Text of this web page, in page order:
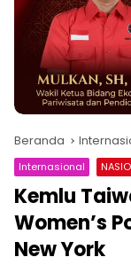
Beranda
Internasional
Kemlu
Women’s
New York